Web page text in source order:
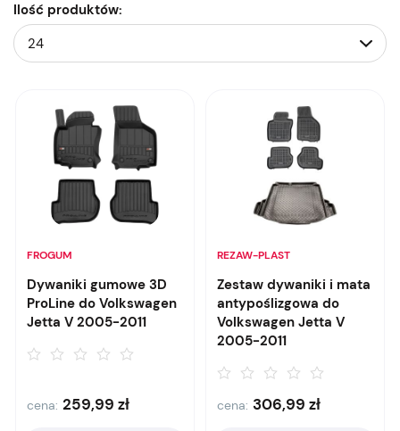
Ilość produktów:
FROGUM
Dywaniki gumowe 3D
ProLine do Volkswagen
Jetta V 2005-2011
cena: 259,99 zł
REZAW-PLAST
Zestaw dywaniki i mata
antypoślizgowa do
Volkswagen Jetta V
2005-2011
cena: 306,99 zł